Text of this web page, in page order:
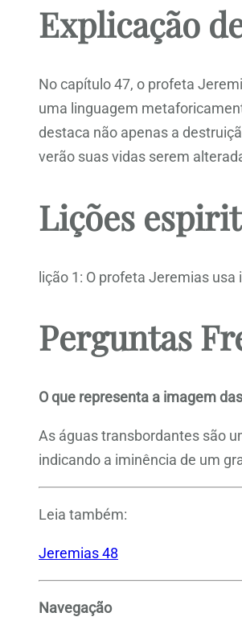
Explicação
No capítulo 47, o profeta
uma linguagem
destaca não apenas a
verão suas vidas serem
Lições
lição 1: O profeta Jeremias
Perguntas
O que representa a imagem
As águas transbordantes são
indicando a iminência de um
Leia também:
Jeremias 48
Navegação